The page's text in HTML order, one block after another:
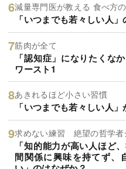
減量専門医が教える 食べ方
「いつまでも若々しい人
筋肉が全て
「認知症」になりたくな
ワースト1
あきれるほど小さい習慣
「いつまでも若々しい人
求めない練習 絶望の哲学者
「知的能力が高い人ほど
間関係に興味を持てず、